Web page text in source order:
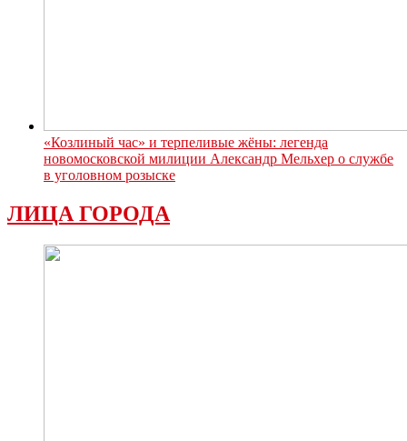
«Козлиный час» и терпеливые жёны: легенда
новомосковской милиции Александр Мельхер о службе
в уголовном розыске
ЛИЦА ГОРОДА